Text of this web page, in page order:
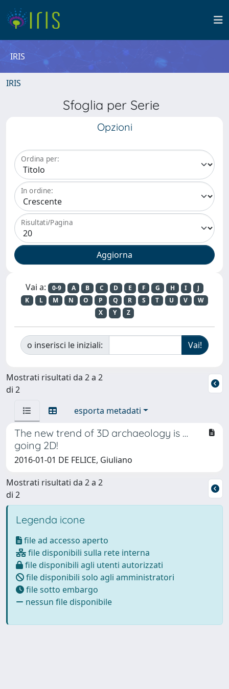
IRIS
IRIS
Sfoglia per Serie
Opzioni
Ordina per:
In ordine:
Risultati/Pagina
Vai a: 0-9 A B C D E F G H I
J
K
L M N O P Q R S T U V
W
X
Y Z
o inserisci le iniziali:
Mostrati risultati da 2 a 2
di 2
esporta metadati
The new trend of 3D archaeology is …
going 2D!
2016-01-01 DE FELICE, Giuliano
Mostrati risultati da 2 a 2
di 2
Legenda icone
file ad accesso aperto
file disponibili sulla rete interna
file disponibili agli utenti autorizzati
file disponibili solo agli amministratori
file sotto embargo
nessun file disponibile